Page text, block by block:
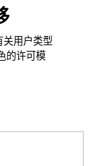
用户类型
的许可模